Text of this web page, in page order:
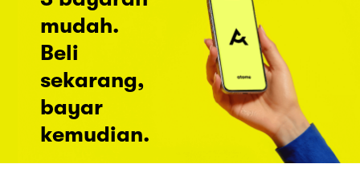
mudah.
Beli
sekarang,
bayar
kemudian.